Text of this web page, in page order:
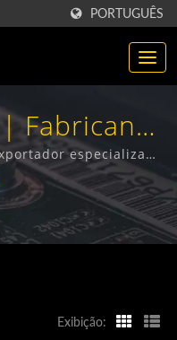
PORTUGUÊS
Fabricante
De
'Made In
especializado
de Terminais
Abre-portões 4G e
4G.
Exibição: